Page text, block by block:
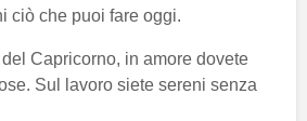
ciò che puoi fare oggi.
del Capricorno, in amore dovete
Sul lavoro siete sereni senza